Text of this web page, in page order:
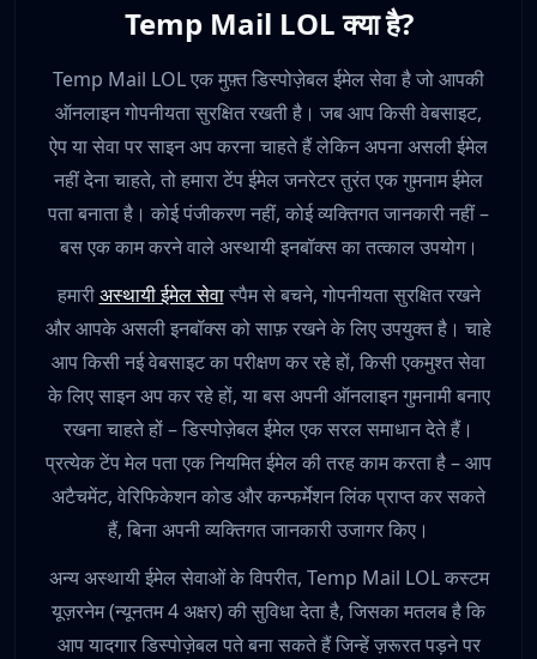
Temp Mail LOL क्या है?
Temp Mail LOL एक मुफ़्त डिस्पोज़ेबल ईमेल सेवा है जो आपकी
ऑनलाइन गोपनीयता सुरक्षित रखती है। जब आप किसी वेबसाइट,
ऐप या सेवा पर साइन अप करना चाहते हैं लेकिन अपना असली ईमेल
नहीं देना चाहते, तो हमारा टेंप ईमेल जनरेटर तुरंत एक गुमनाम ईमेल
पता बनाता है। कोई पंजीकरण नहीं, कोई व्यक्तिगत जानकारी नहीं –
बस एक काम करने वाले अस्थायी इनबॉक्स का तत्काल उपयोग।
हमारीअस्थायी ईमेल सेवास्पैम से बचने, गोपनीयता सुरक्षित रखने
और आपके असली इनबॉक्स को साफ़ रखने के लिए उपयुक्त है। चाहे
आप किसी नई वेबसाइट का परीक्षण कर रहे हों, किसी एकमुश्त सेवा
के लिए साइन अप कर रहे हों, या बस अपनी ऑनलाइन गुमनामी बनाए
रखना चाहते हों – डिस्पोज़ेबल ईमेल एक सरल समाधान देते हैं।
प्रत्येक टेंप मेल पता एक नियमित ईमेल की तरह काम करता है – आप
अटैचमेंट, वेरिफिकेशन कोड और कन्फर्मेशन लिंक प्राप्त कर सकते
हैं, बिना अपनी व्यक्तिगत जानकारी उजागर किए।
अन्य अस्थायी ईमेल सेवाओं के विपरीत, Temp Mail LOL कस्टम
यूज़रनेम (न्यूनतम 4 अक्षर) की सुविधा देता है, जिसका मतलब है कि
आप यादगार डिस्पोज़ेबल पते बना सकते हैं जिन्हें ज़रूरत पड़ने पर